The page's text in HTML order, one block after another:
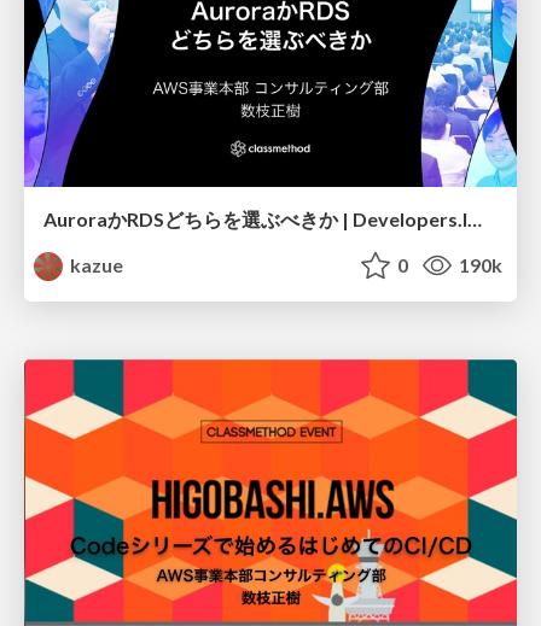
AuroraかRDSどちらを選ぶべきか | Developers.IO 2019 in OSAKA
kazue
0 190k